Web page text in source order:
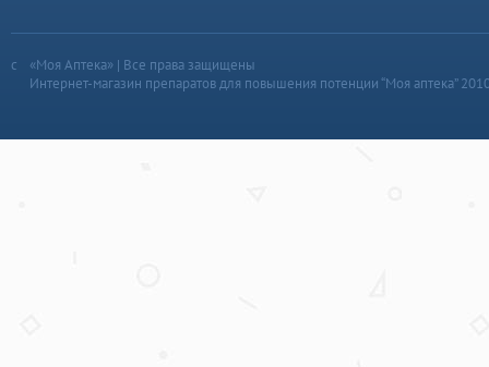
«Моя Аптека» | Все права защищены
Интернет-магазин препаратов для повышения потенции “Моя аптека”